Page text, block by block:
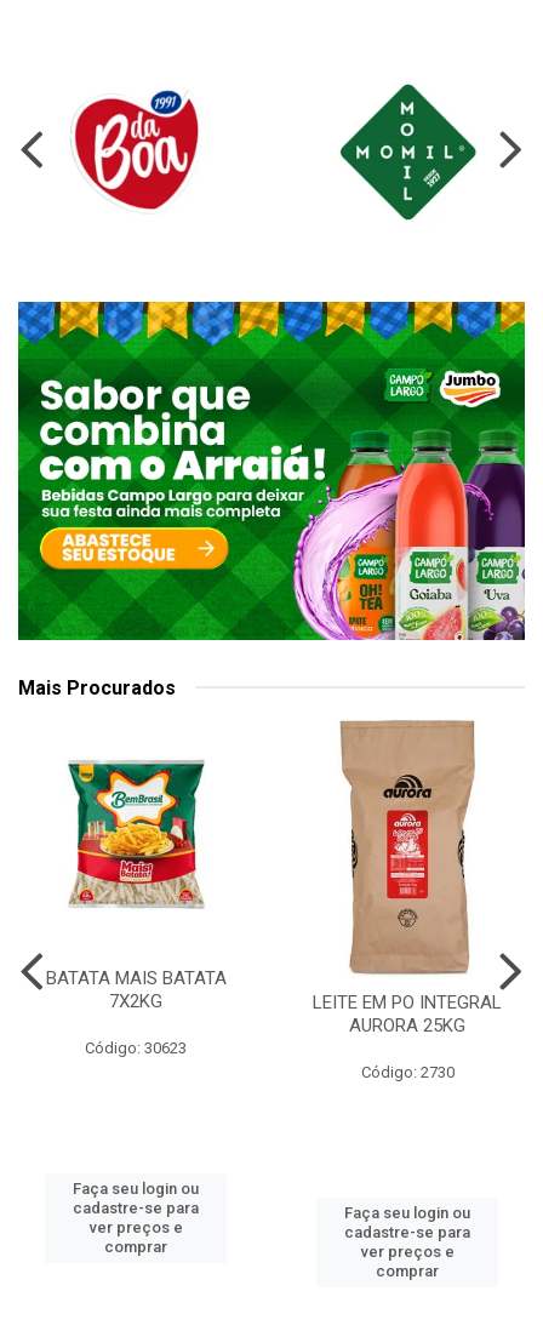
Mais Procurados
BATATA MAIS BATATA
7X2KG
Código: 30623
Faça seu login ou
cadastre-se para
ver preços e
comprar
LEITE EM PO INTEGRAL
AURORA 25KG
Código: 2730
Faça seu login ou
cadastre-se para
ver preços e
comprar